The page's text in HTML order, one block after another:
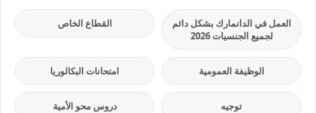
العمل في الدانمارك بشكل دائم
لجميع الجنسيات 2026
القطاع الخاص
الوظيفة العمومية امتحانات البكالوريا
توجيه دروس محو الأمية